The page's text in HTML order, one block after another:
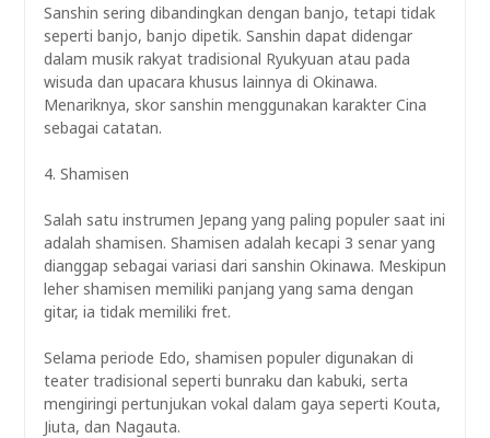
Sanshin sering dibandingkan dengan banjo, tetapi tidak
seperti banjo, banjo dipetik. Sanshin dapat didengar
dalam musik rakyat tradisional Ryukyuan atau pada
wisuda dan upacara khusus lainnya di Okinawa.
Menariknya, skor sanshin menggunakan karakter Cina
sebagai catatan.
4. Shamisen
Salah satu instrumen Jepang yang paling populer saat ini
adalah shamisen. Shamisen adalah kecapi 3 senar yang
dianggap sebagai variasi dari sanshin Okinawa. Meskipun
leher shamisen memiliki panjang yang sama dengan
gitar, ia tidak memiliki fret.
Selama periode Edo, shamisen populer digunakan di
teater tradisional seperti bunraku dan kabuki, serta
mengiringi pertunjukan vokal dalam gaya seperti Kouta,
Jiuta, dan Nagauta.